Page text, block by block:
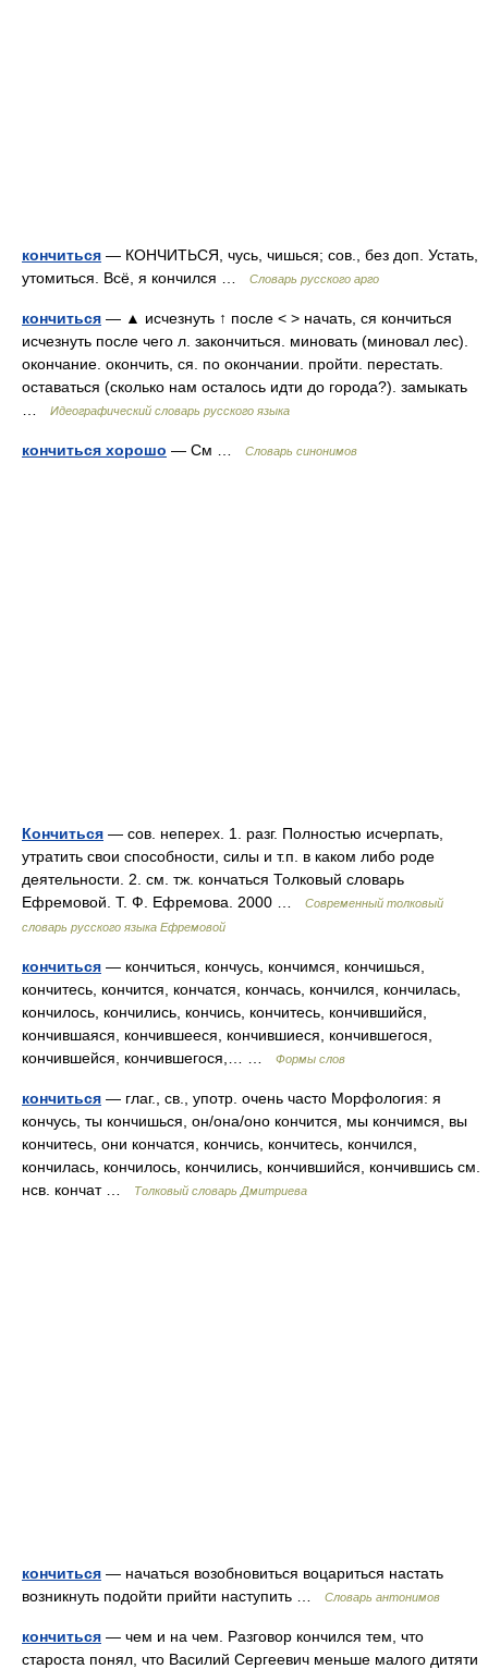
кончиться — КОНЧИТЬСЯ, чусь, чишься; сов., без доп. Устать,
утомиться. Всё, я кончился …
Словарь русского арго
кончиться — ▲ исчезнуть ↑ после < > начать, ся кончиться
исчезнуть после чего л. закончиться. миновать (миновал лес).
окончание. окончить, ся. по окончании. пройти. перестать.
оставаться (сколько нам осталось идти до города?). замыкать
Идеографический словарь русского языка
кончиться хорошо — См … Словарь синонимов
Кончиться — сов. неперех. 1. разг. Полностью исчерпать,
утратить свои способности, силы и т.п. в каком либо роде
деятельности. 2. см. тж. кончаться Толковый словарь
Ефремовой. Т. Ф. Ефремова. 2000 …
Современный толковый
словарь русского языка Ефремовой
кончиться — кончиться, кончусь, кончимся, кончишься,
кончитесь, кончится, кончатся, кончась, кончился, кончилась,
кончилось, кончились, кончись, кончитесь, кончившийся,
кончившаяся, кончившееся, кончившиеся, кончившегося,
кончившейся, кончившегося,… …
Формы слов
кончиться — глаг., св., употр. очень часто Морфология: я
кончусь, ты кончишься, он/она/оно кончится, мы кончимся, вы
кончитесь, они кончатся, кончись, кончитесь, кончился,
кончилась, кончилось, кончились, кончившийся, кончившись см.
нсв. кончат …
Толковый словарь Дмитриева
кончиться — начаться возобновиться воцариться настать
возникнуть подойти прийти наступить …
Словарь антонимов
кончиться — чем и на чем. Разговор кончился тем, что
староста понял, что Василий Сергеевич меньше малого дитяти